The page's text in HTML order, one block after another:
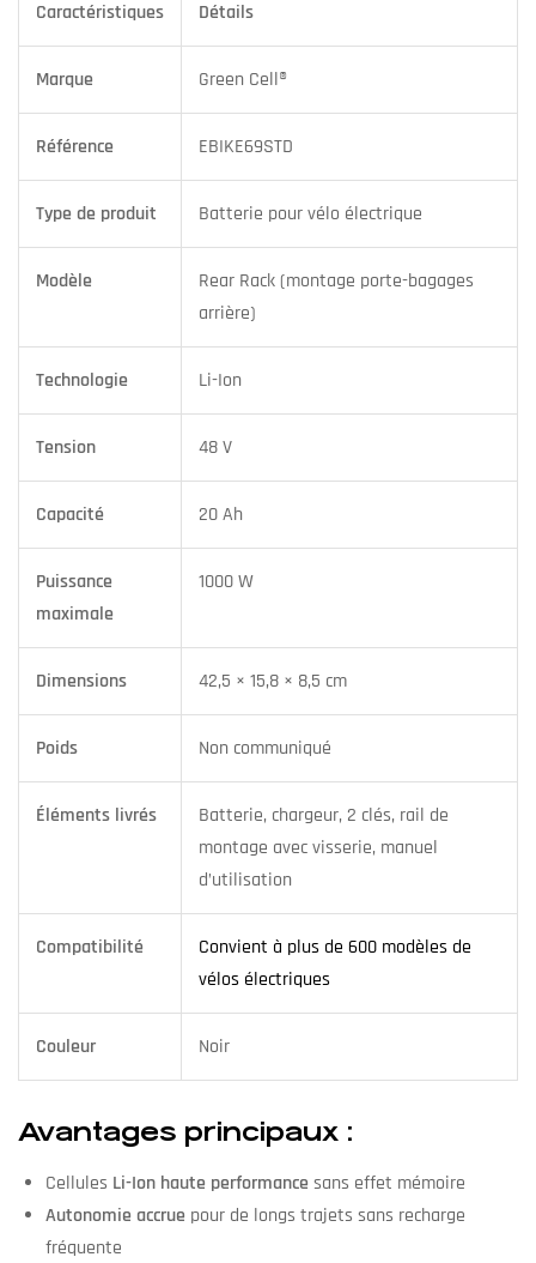
Caractéristiques Détails
Marque Green Cell®
Référence EBIKE69STD
Type de produit Batterie pour vélo électrique
Modèle
Rear Rack (montage porte-bagages
arrière)
Technologie Li-Ion
Tension 48 V
Capacité 20 Ah
Puissance
maximale
1000 W
Dimensions 42,5 × 15,8 × 8,5 cm
Poids Non communiqué
Éléments livrés
Batterie, chargeur, 2 clés, rail de
montage avec visserie, manuel
d’utilisation
Compatibilité
Convient à plus de 600 modèles de
vélos électriques
Couleur Noir
Avantages principaux :
Cellules Li-Ion haute performance sans effet mémoire
Autonomie accrue pour de longs trajets sans recharge
fréquente